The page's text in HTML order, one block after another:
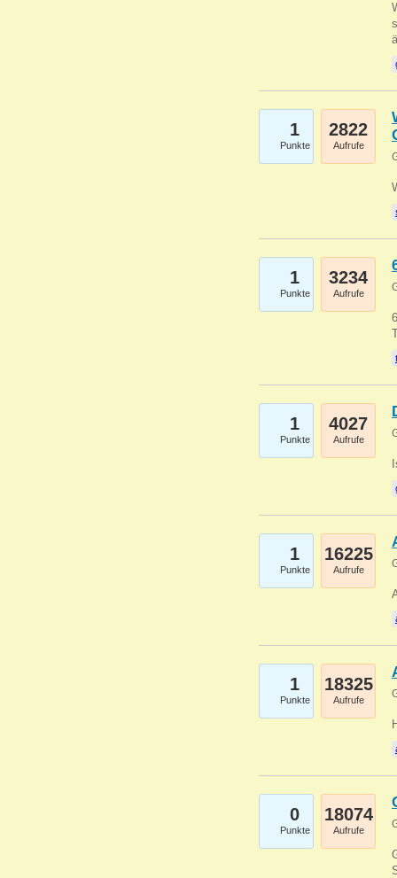
1
Punkte
2822
Aufrufe
1
Punkte
3234
Aufrufe
1
Punkte
4027
Aufrufe
1
Punkte
16225
Aufrufe
1
Punkte
18325
Aufrufe
0
Punkte
18074
Aufrufe